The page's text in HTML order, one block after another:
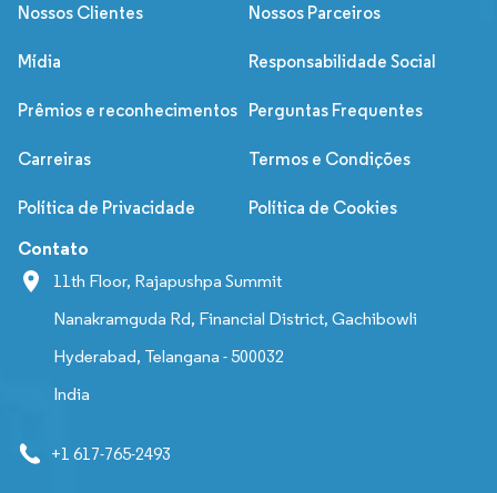
Nossos Clientes Nossos Parceiros
Mídia Responsabilidade Social
Prêmios e reconhecimentos Perguntas Frequentes
Carreiras Termos e Condições
Política de Privacidade Política de Cookies
Contato
11th Floor, Rajapushpa Summit
Nanakramguda Rd, Financial District, Gachibowli
Hyderabad, Telangana - 500032
India
+1 617-765-2493